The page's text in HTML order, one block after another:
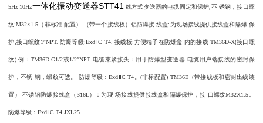
5Hz 10Hz一体化振动变送器STT41 线方式变送器的电缆固定和保护,不 锈钢，接口螺
纹:M32×1.5（非标准 配置） （带一个接线板）铝防爆接 线盒:为现场接线提供接线盒和隔爆 保
护,接口螺纹1″NPT. 防爆等级:ExdⅡC T4. 接线板:方便端子在防爆盒 内的接线 TM36D-X(接口螺
纹) 例：TM36D-G1/2或1/2″NPT 电缆束紧接头：用于防爆型变送器 电缆用户端接线的密封保
护，不锈 钢，螺纹可选。 防爆等级：ExdⅡC T4。(非标配置) TM36E（带接线板和密封出线装
置） 不锈钢防爆接线盒（316L）：为现 场接线提供接线盒和隔爆保护，接 口螺纹M32X1.5。
防爆等级：ExdⅡC T4 JXL25